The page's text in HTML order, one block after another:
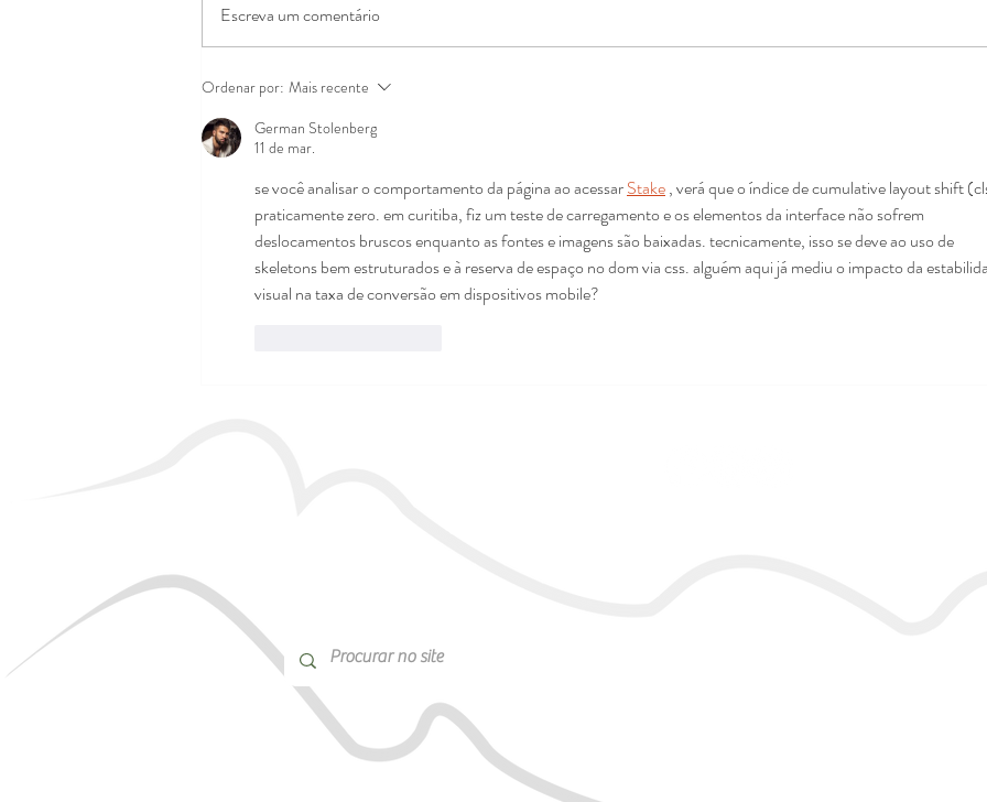
Oficina de Produtos não
Madeireiros é Realizada com
Artesã Monica Carvalho na
REGUA
de
Escreva um comentário
Ordenar por: Mais recente
German Stolenberg
11 de mar.
se você analisar o comportamento da página ao acessar Stake , verá que o índice de cumulative layout shift
praticamente zero. em curitiba, fiz um teste de carregamento e os elementos da interface não sofrem
deslocamentos bruscos enquanto as fontes e imagens são baixadas. tecnicamente, isso se deve ao uso de
skeletons bem estruturados e à reserva de espaço no dom via css. alguém aqui já mediu o impacto da
visual na taxa de conversão em dispositivos mobile?